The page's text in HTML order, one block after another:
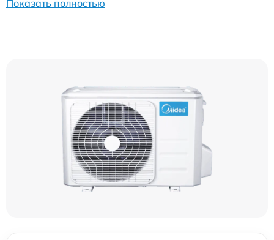
Показать полностью